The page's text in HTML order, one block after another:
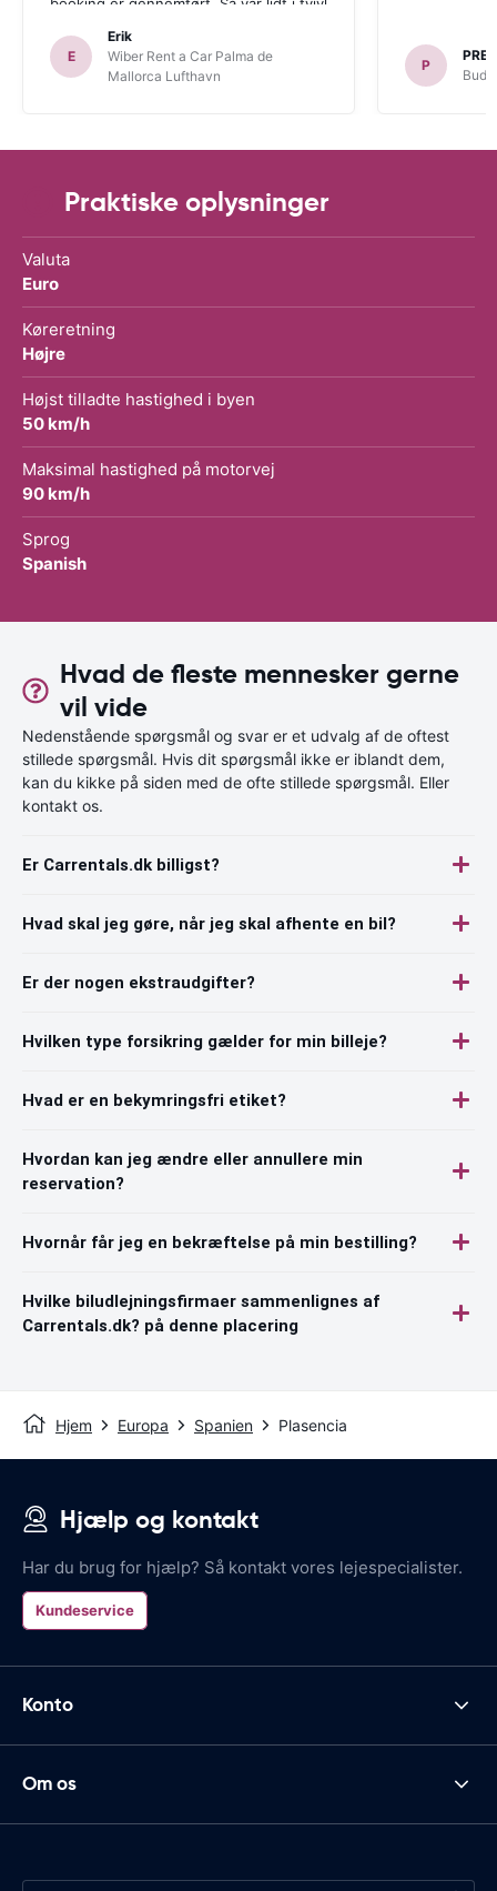
ankomst. Men det var der.
E
Erik
Wiber Rent a Car Palma de
Mallorca Lufthavn
P
Praktiske oplysninger
Valuta
Euro
Køreretning
Højre
Højst tilladte hastighed i byen
50 km/h
Maksimal hastighed på motorvej
90 km/h
Sprog
Spanish
Hvad de fleste mennesker gerne
vil vide
Nedenstående spørgsmål og svar er et udvalg af de oftest
stillede spørgsmål. Hvis dit spørgsmål ikke er iblandt dem,
kan du kikke på siden med de ofte stillede spørgsmål. Eller
kontakt os.
Er Carrentals.dk billigst?
Hvad skal jeg gøre, når jeg skal afhente en bil?
Er der nogen ekstraudgifter?
Hvilken type forsikring gælder for min billeje?
Hvad er en bekymringsfri etiket?
Hvordan kan jeg ændre eller annullere min
reservation?
Hvornår får jeg en bekræftelse på min bestilling?
Hvilke biludlejningsfirmaer sammenlignes af
Carrentals.dk? på denne placering
Hjem Europa Spanien Plasencia
Hjælp og kontakt
Har du brug for hjælp? Så kontakt vores lejespecialister.
Kundeservice
Konto
Om os